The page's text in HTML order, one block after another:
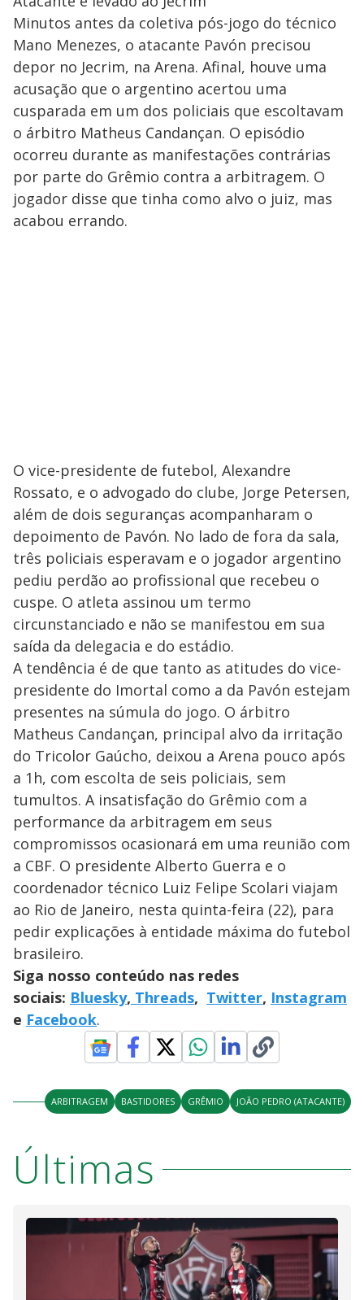
Minutos antes da coletiva pós-jogo do técnico
Mano Menezes, o atacante Pavón precisou
depor no Jecrim, na Arena. Afinal, houve uma
acusação que o argentino acertou uma
cusparada em um dos policiais que escoltavam
o árbitro Matheus Candançan. O episódio
ocorreu durante as manifestações contrárias
por parte do Grêmio contra a arbitragem. O
jogador disse que tinha como alvo o juiz, mas
acabou errando.
O vice-presidente de futebol, Alexandre
Rossato, e o advogado do clube, Jorge Petersen,
além de dois seguranças acompanharam o
depoimento de Pavón. No lado de fora da sala,
três policiais esperavam e o jogador argentino
pediu perdão ao profissional que recebeu o
cuspe. O atleta assinou um termo
circunstanciado e não se manifestou em sua
saída da delegacia e do estádio.
A tendência é de que tanto as atitudes do vice-
presidente do Imortal como a da Pavón estejam
presentes na súmula do jogo. O árbitro
Matheus Candançan, principal alvo da irritação
do Tricolor Gaúcho, deixou a Arena pouco após
a 1h, com escolta de seis policiais, sem
tumultos. A insatisfação do Grêmio com a
performance da arbitragem em seus
compromissos ocasionará em uma reunião com
a CBF. O presidente Alberto Guerra e o
coordenador técnico Luiz Felipe Scolari viajam
ao Rio de Janeiro, nesta quinta-feira (22), para
pedir explicações à entidade máxima do futebol
brasileiro.
Siga nosso conteúdo nas redes
sociais: Bluesky, Threads, Twitter, Instagram
e Facebook.
ARBITRAGEM BASTIDORES GRÊMIO JOÃO PEDRO (ATACANTE)
Últimas